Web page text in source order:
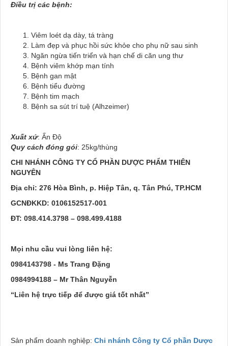
Điều trị các bệnh:
Viêm loét dạ dày, tá tràng
Làm đẹp và phục hồi sức khỏe cho phụ nữ sau sinh
Ngăn ngừa tiến triển và hạn chế di căn ung thư
Bệnh viêm khớp mạn tính
Bệnh gan mật
Bệnh tiểu đường
Bệnh tim mạch
Bệnh sa sút trí tuệ (Alhzeimer)
Xuất xứ: Ấn Độ
Quy cách đóng gói: 25kg/thùng
CHI NHÁNH CÔNG TY CỔ PHẦN DƯỢC PHẨM THIÊN
NGUYÊN
Địa chỉ: 276 Hòa Bình, p. Hiệp Tân, q. Tân Phú, TP.HCM
GCNĐKKD: 0106152517-001
ĐT: 098.414.3798 – 098.499.4188
Mọi nhu cầu vui lòng liên hệ:
0984143798 - Ms Trang Đặng
0984994188 – Mr Thân Nguyễn
“Liên hệ trực tiếp để được giá tốt nhất”
Sản phẩm doanh nghiệp: Chi nhánh Công ty Cổ phần Dược